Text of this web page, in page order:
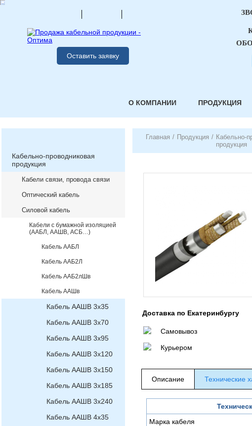
Оставить заявку
О КОМПАНИИ ПРОДУКЦИЯ
Кабельно-проводниковая
продукция
Кабели связи, провода связи
Оптический кабель
Силовой кабель
Кабели с бумажной изоляцией
(ААБЛ, ААШВ, АСБ…)
Кабель ААБЛ
Кабель ААБ2Л
Кабель ААБ2лШв
Кабель ААШв
Кабель ААШВ 3х35
Кабель ААШВ 3х70
Кабель ААШВ 3х95
Кабель ААШВ 3х120
Кабель ААШВ 3х150
Кабель ААШВ 3х185
Кабель ААШВ 3х240
Кабель ААШВ 4х35
Главная / Продукция / Кабельно-
продукция
Доставка по Екатеринбургу
Самовывоз
Курьером
Описание Технические
Марка кабеля